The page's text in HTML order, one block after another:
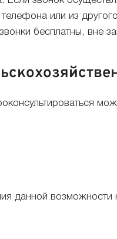
или из
бесплатны, вне
данной